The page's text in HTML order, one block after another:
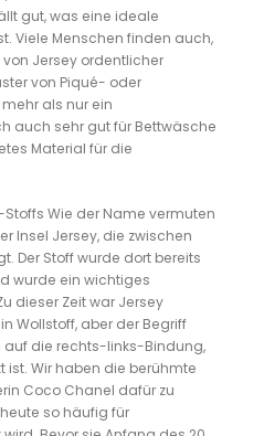
gut, was eine ideale
Viele Menschen finden auch,
Jersey ordentlicher
von Piqué- oder
als nur ein
auch sehr gut für Bettwäsche
Material für die
Wie der Name vermuten
Insel Jersey, die zwischen
Der Stoff wurde dort bereits
wurde ein wichtiges
dieser Zeit war Jersey
Wollstoff, aber der Begriff
die rechts-links-Bindung,
ist. Wir haben die berühmte
Coco Chanel dafür zu
so häufig für